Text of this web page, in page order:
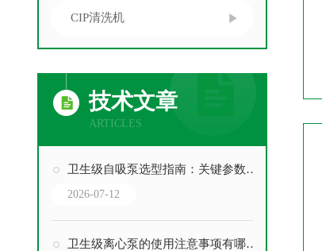
CIP清洗机
技术文章
ARTICLES
卫生级自吸泵选型指南：关键参数与场景匹配
2026-07-12
卫生级离心泵的使用注意事项有哪些？